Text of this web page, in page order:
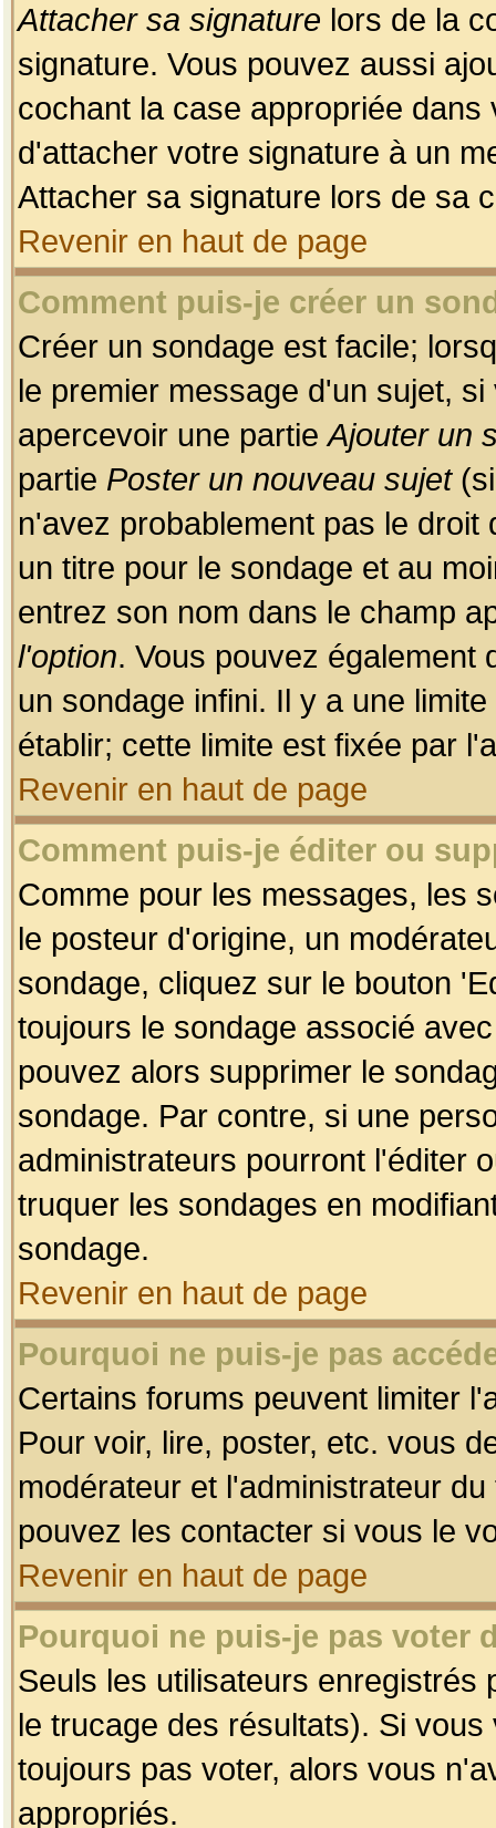
Attacher sa signature lors de la
signature. Vous pouvez aussi
cochant la case appropriée
d'attacher votre signature à un
Attacher sa signature lors de sa
Revenir en haut de page
Comment puis-je créer un
Créer un sondage est facile;
le premier message d'un sujet,
apercevoir une partieAjouter un
partie Poster un nouveau sujet(si
n'avez probablement pas le
un titre pour le sondage et au
entrez son nom dans le champ
l'option. Vous pouvez également
un sondage infini. Il y a une
établir; cette limite est fixée par
Revenir en haut de page
Comment puis-je éditer ou
Comme pour les messages, les
le posteur d'origine, un
sondage, cliquez sur le bouton
toujours le sondage associé
pouvez alors supprimer le
sondage. Par contre, si une
administrateurs pourront l'éditer
truquer les sondages en
sondage.
Revenir en haut de page
Pourquoi ne puis-je pas
Certains forums peuvent limiter
Pour voir, lire, poster, etc. vous
modérateur et l'administrateur
pouvez les contacter si vous le
Revenir en haut de page
Pourquoi ne puis-je pas voter
Seuls les utilisateurs enregistrés
le trucage des résultats). Si
toujours pas voter, alors vous
appropriés.